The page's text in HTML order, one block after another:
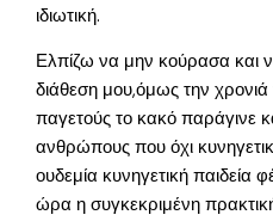
ιδιωτική.
Ελπίζω να μην κούρασα και
διάθεση μου,όμως την
παγετούς το κακό παράγινε
ανθρώπους που όχι
ουδεμία κυνηγετική παιδεία
ώρα η συγκεκριμένη